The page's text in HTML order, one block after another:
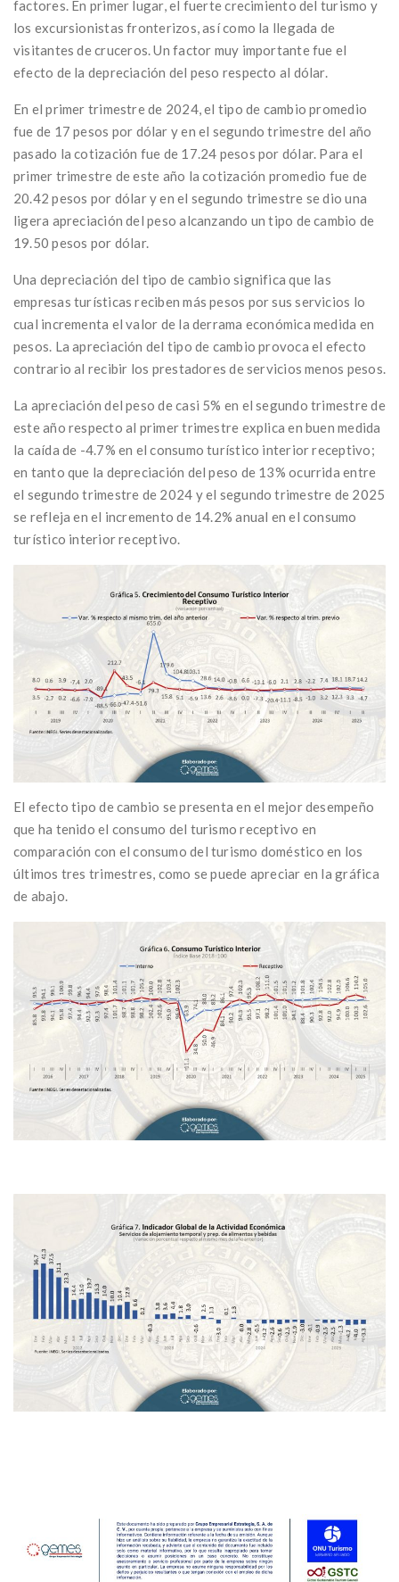
factores. En primer lugar, el fuerte crecimiento del turismo y
los excursionistas fronterizos, así como la llegada de
visitantes de cruceros. Un factor muy importante fue el
efecto de la depreciación del peso respecto al dólar.
En el primer trimestre de 2024, el tipo de cambio promedio
fue de 17 pesos por dólar y en el segundo trimestre del año
pasado la cotización fue de 17.24 pesos por dólar. Para el
primer trimestre de este año la cotización promedio fue de
20.42 pesos por dólar y en el segundo trimestre se dio una
ligera apreciación del peso alcanzando un tipo de cambio de
19.50 pesos por dólar.
Una depreciación del tipo de cambio significa que las
empresas turísticas reciben más pesos por sus servicios lo
cual incrementa el valor de la derrama económica medida en
pesos. La apreciación del tipo de cambio provoca el efecto
contrario al recibir los prestadores de servicios menos pesos.
La apreciación del peso de casi 5% en el segundo trimestre de
este año respecto al primer trimestre explica en buen medida
la caída de -4.7% en el consumo turístico interior receptivo;
en tanto que la depreciación del peso de 13% ocurrida entre
el segundo trimestre de 2024 y el segundo trimestre de 2025
se refleja en el incremento de 14.2% anual en el consumo
turístico interior receptivo.
El efecto tipo de cambio se presenta en el mejor desempeño
que ha tenido el consumo del turismo receptivo en
comparación con el consumo del turismo doméstico en los
últimos tres trimestres, como se puede apreciar en la gráfica
de abajo.